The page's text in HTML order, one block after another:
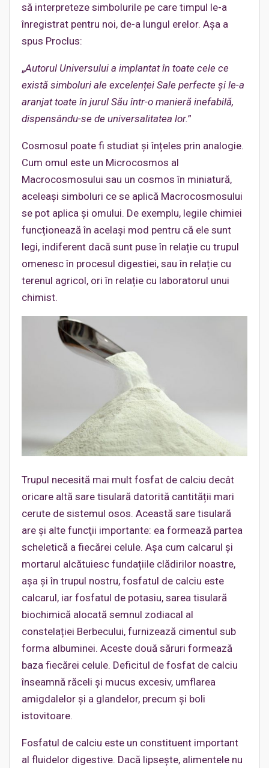
să interpreteze simbolurile pe care timpul le-a
înregistrat pentru noi, de-a lungul erelor. Așa a
spus Proclus:
„Autorul Universului a implantat în toate cele ce
există simboluri ale excelenței Sale perfecte și le-a
aranjat toate în jurul Său într-o manieră inefabilă,
dispensându-se de universalitatea lor.”
Cosmosul poate fi studiat și înțeles prin analogie.
Cum omul este un Microcosmos al
Macrocosmosului sau un cosmos în miniatură,
aceleași simboluri ce se aplică Macrocosmosului
se pot aplica şi omului. De exemplu, legile chimiei
funcționează în acelaşi mod pentru că ele sunt
legi, indiferent dacă sunt puse în relație cu trupul
omenesc în procesul digestiei, sau în relație cu
terenul agricol, ori în relație cu laboratorul unui
chimist.
Trupul necesită mai mult fosfat de calciu decât
oricare altă sare tisulară datorită cantității mari
cerute de sistemul osos. Această sare tisulară
are și alte funcţii importante: ea formează partea
scheletică a fiecărei celule. Așa cum calcarul și
mortarul alcătuiesc fundațiile clădirilor noastre,
așa şi în trupul nostru, fosfatul de calciu este
calcarul, iar fosfatul de potasiu, sarea tisulară
biochimică alocată semnul zodiacal al
constelației Berbecului, furnizează cimentul sub
forma albuminei. Aceste două săruri formează
baza fiecărei celule. Deficitul de fosfat de calciu
înseamnă răceli și mucus excesiv, umflarea
amigdalelor şi a glandelor, precum și boli
istovitoare.
Fosfatul de calciu este un constituent important
al fluidelor digestive. Dacă lipsește, alimentele nu